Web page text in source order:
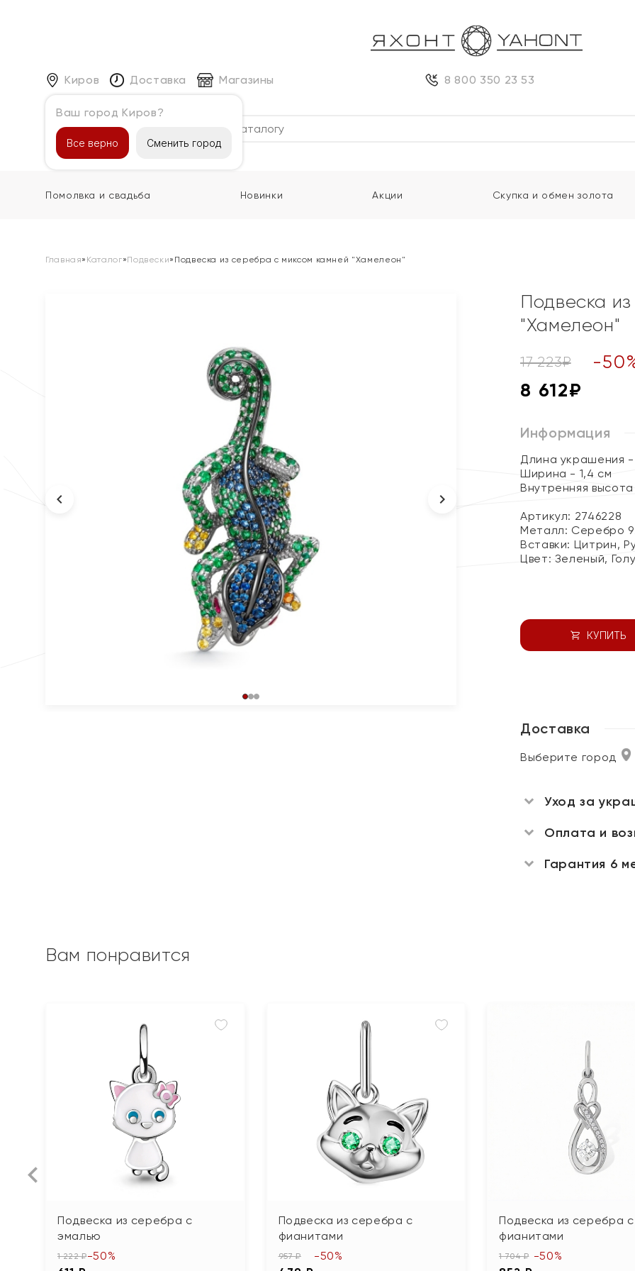
Киров
Ваш город Киров?
Все верно Сменить город
Доставка Магазины 8 800 350 23 53
Каталог
Помолвка и свадьба Новинки Акции Скупка и обмен золота
Главная» Каталог»Подвески» Подвеска из серебра с миксом камней "Хамелеон"
Подвеска
"Хамелеон"
17 223₽ -50
8 612₽
Информация
Длина украшения -
Ширина - 1,4 см
Внутренняя
Артикул: 2746228
Металл: Серебро
Вставки: Цитрин,
Цвет: Зеленый,
КУПИТЬ
Доставка
Выберите город
Уход за
Оплата и
Гарантия 6
Вам понравится
Подвеска из серебра с
эмалью
1 222 ₽-50%
Подвеска из серебра с
фианитами
957 ₽ -50%
Подвеска из серебра с
фианитами
1 704 ₽ -50%